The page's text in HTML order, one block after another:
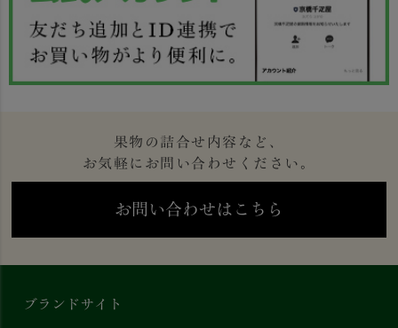
果物の詰合せ内容など、
お気軽にお問い合わせください。
お問い合わせはこちら
ブランドサイト